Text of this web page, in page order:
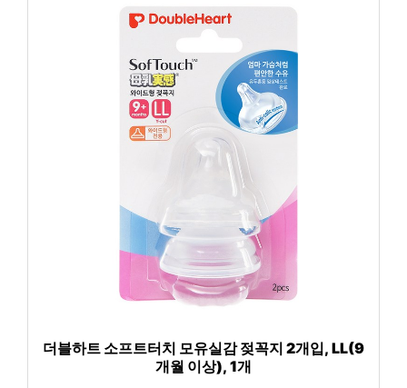
더블하트 소프트터치 모유실감 젖꼭지 2개입, LL(9
개월 이상), 1개